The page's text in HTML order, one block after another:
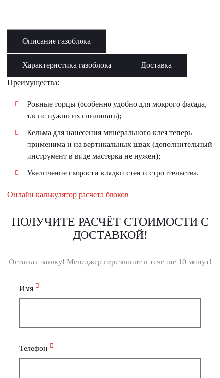
Описание газоблока
Характеристика газоблока Доставка
Преимущества:
Ровные торцы (особенно удобно для мокрого фасада,
т.к не нужно их спиливать);
Кельма для нанесения минерального клея теперь
применима и на вертикальных швах (дополнительный
инструмент в виде мастерка не нужен);
Увеличение скорости кладки стен и строительства.
Онлайн калькулятор расчета блоков
ПОЛУЧИТЕ РАСЧЁТ СТОИМОСТИ С
ДОСТАВКОЙ!
Оставьте заявку! Менеджер перезвонит в течение 10 минут!
Имя
Телефон